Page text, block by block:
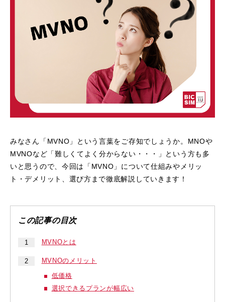
みなさん「MVNO」という言葉をご存知でしょうか。MNOや
MVNOなど「難しくてよく分からない・・・」という方も多
いと思うので、今回は「MVNO」について仕組みやメリッ
ト・デメリット、選び方まで徹底解説していきます！
MVNOとは
MVNOのメリット
低価格
選択できるプランが幅広い